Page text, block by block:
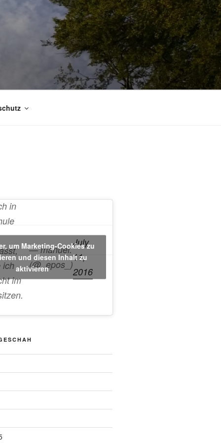
in
ich
im
— manuel.
(@_epos_)
July
11,
2016
um Marketing-Cookies zu
und diesen Inhalt zu
aktivieren